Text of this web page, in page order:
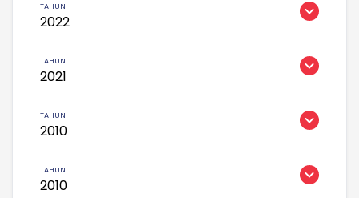
2022
2021
2010
2010